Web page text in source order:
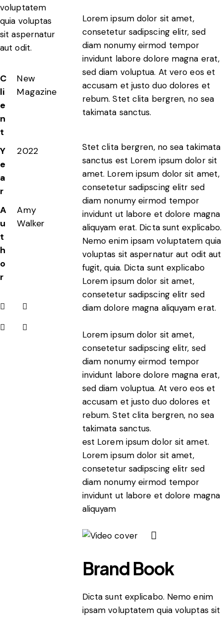
voluptatem
quia voluptas
sit aspernatur
aut odit.
C
li
e
n
t
New
Magazine
Y
e
a
r
2022
A
u
t
h
o
r
Amy
Walker
Lorem ipsum dolor sit amet,
consetetur sadipscing elitr, sed
diam nonumy eirmod tempor
invidunt labore dolore magna erat,
sed diam voluptua. At vero eos et
accusam et justo duo dolores et
rebum. Stet clita bergren, no sea
takimata sanctus.
Stet clita bergren, no sea takimata
sanctus est Lorem ipsum dolor sit
amet. Lorem ipsum dolor sit amet,
consetetur sadipscing elitr sed
diam nonumy eirmod tempor
invidunt ut labore et dolore magna
aliquyam erat. Dicta sunt explicabo.
Nemo enim ipsam voluptatem quia
voluptas sit aspernatur aut odit aut
fugit, quia. Dicta sunt explicabo
Lorem ipsum dolor sit amet,
consetetur sadipscing elitr sed
diam dolore magna aliquyam erat.
Lorem ipsum dolor sit amet,
consetetur sadipscing elitr, sed
diam nonumy eirmod tempor
invidunt labore dolore magna erat,
sed diam voluptua. At vero eos et
accusam et justo duo dolores et
rebum. Stet clita bergren, no sea
takimata sanctus.
est Lorem ipsum dolor sit amet.
Lorem ipsum dolor sit amet,
consetetur sadipscing elitr sed
diam nonumy eirmod tempor
invidunt ut labore et dolore magna
aliquyam
Brand Book
Dicta sunt explicabo. Nemo enim
ipsam voluptatem quia voluptas sit